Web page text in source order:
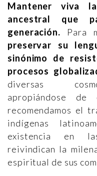
Mantener viva
ancestral que
generación. Para
preservar su
sinónimo de
procesos
diversas
apropiándose
recomendamos el
indígenas
existencia en
reivindican la
espiritual de sus